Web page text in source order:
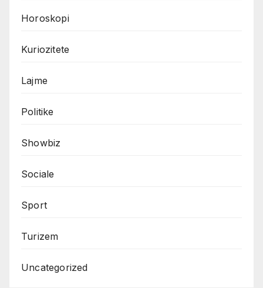
Horoskopi
Kuriozitete
Lajme
Politike
Showbiz
Sociale
Sport
Turizem
Uncategorized